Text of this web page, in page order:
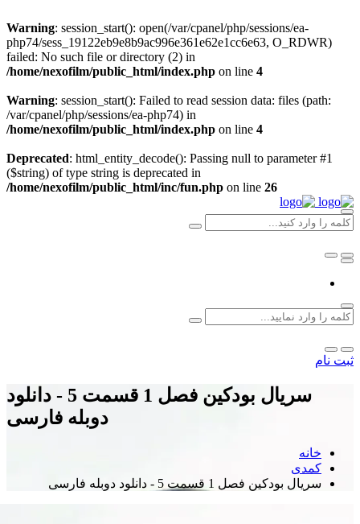
Warning: session_start(): open(/var/cpanel/php/sessions/ea-
php74/sess_19122eb9e8b9ac996e361e62e1cc6e63, O_RDWR)
failed: No such file or directory (2) in
/home/nexofilm/public_html/index.php on line 4
Warning: session_start(): Failed to read session data: files (path:
/var/cpanel/php/sessions/ea-php74) in
/home/nexofilm/public_html/index.php on line 4
Deprecated: html_entity_decode(): Passing null to parameter #1
($string) of type string is deprecated in
/home/nexofilm/public_html/inc/fun.php on line 26
ثبت نام
سریال بودکین فصل 1 قسمت 5 - دانلود
دوبله فارسی
خانه
کمدی
سریال بودکین فصل 1 قسمت 5 - دانلود دوبله فارسی